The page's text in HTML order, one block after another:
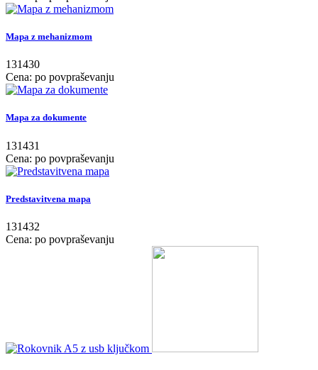
Mapa z mehanizmom
131430
Cena: po povpraševanju
Mapa za dokumente
131431
Cena: po povpraševanju
Predstavitvena mapa
131432
Cena: po povpraševanju